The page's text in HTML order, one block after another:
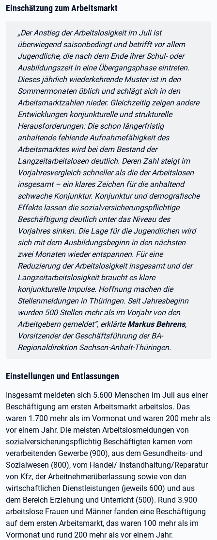
Einschätzung zum Arbeitsmarkt
Zitat:
„Der Anstieg der Arbeitslosigkeit im Juli ist
überwiegend saisonbedingt und betrifft vor allem
Jugendliche, die nach dem Ende ihrer Schul- oder
Ausbildungszeit in eine Übergangsphase eintreten.
Dieses jährlich wiederkehrende Muster ist in den
Sommermonaten üblich und schlägt sich in den
Arbeitsmarktzahlen nieder. Gleichzeitig zeigen andere
Entwicklungen konjunkturelle und strukturelle
Herausforderungen: Die schon längerfristig
anhaltende fehlende Aufnahmefähigkeit des
Arbeitsmarktes wird bei dem Bestand der
Langzeitarbeitslosen deutlich. Deren Zahl steigt im
Vorjahresvergleich schneller als die der Arbeitslosen
insgesamt – ein klares Zeichen für die anhaltend
schwache Konjunktur. Konjunktur und demografische
Effekte lassen die sozialversicherungspflichtige
Beschäftigung deutlich unter das Niveau des
Vorjahres sinken. Die Lage für die Jugendlichen wird
sich mit dem Ausbildungsbeginn in den nächsten
zwei Monaten wieder entspannen. Für eine
Reduzierung der Arbeitslosigkeit insgesamt und der
Langzeitarbeitslosigkeit braucht es klare
konjunkturelle Impulse. Hoffnung machen die
Stellenmeldungen in Thüringen. Seit Jahresbeginn
wurden 500 Stellen mehr als im Vorjahr von den
Arbeitgebern gemeldet“, erklärteMarkus Behrens,
Vorsitzender der Geschäftsführung der BA-
Regionaldirektion Sachsen-Anhalt-Thüringen.
Einstellungen und Entlassungen
Insgesamt meldeten sich 5.600 Menschen im Juli aus einer
Beschäftigung am ersten Arbeitsmarkt arbeitslos. Das
waren 1.700 mehr als im Vormonat und waren 200 mehr als
vor einem Jahr. Die meisten Arbeitslosmeldungen von
sozialversicherungspflichtig Beschäftigten kamen vom
verarbeitenden Gewerbe (900), aus dem Gesundheits- und
Sozialwesen (800), vom Handel/ Instandhaltung/Reparatur
von Kfz, der Arbeitnehmerüberlassung sowie von den
wirtschaftlichen Dienstleistungen (jeweils 600) und aus
dem Bereich Erziehung und Unterricht (500). Rund 3.900
arbeitslose Frauen und Männer fanden eine Beschäftigung
auf dem ersten Arbeitsmarkt, das waren 100 mehr als im
Vormonat und rund 200 mehr als vor einem Jahr.